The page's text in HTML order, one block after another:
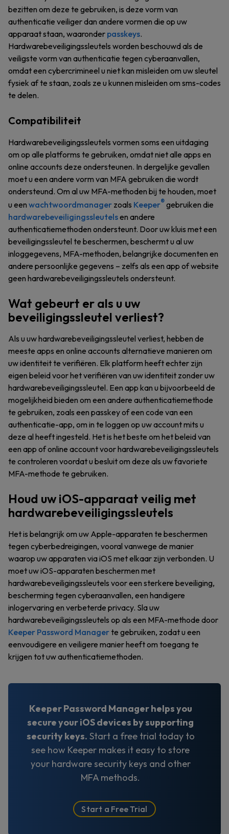
bezitten om deze te gebruiken, is deze vorm van
authenticatie veiliger dan andere vormen die op uw
apparaat staan, waaronder passkeys.
Hardwarebeveiligingssleutels worden beschouwd als de
veiligste vorm van authenticatie tegen cyberaanvallen,
omdat een cybercrimineel u niet kan misleiden om uw sleutel
fysiek af te staan, zoals ze u kunnen misleiden om sms-codes
te delen.
Compatibiliteit
Hardwarebeveiligingssleutels vormen soms een uitdaging
om op alle platforms te gebruiken, omdat niet alle apps en
online accounts deze ondersteunen. In dergelijke gevallen
moet u een andere vorm van MFA gebruiken die wordt
ondersteund. Om al uw MFA-methoden bij te houden, moet
u een wachtwoordmanager zoals Keeper®gebruiken die
hardwarebeveiligingssleutelsen andere
authenticatiemethoden ondersteunt. Door uw kluis met een
beveiligingssleutel te beschermen, beschermt u al uw
inloggegevens, MFA-methoden, belangrijke documenten en
andere persoonlijke gegevens – zelfs als een app of website
geen hardwarebeveiligingssleutels ondersteunt.
Wat gebeurt er als u uw
beveiligingssleutel verliest?
Als u uw hardwarebeveiligingssleutel verliest, hebben de
meeste apps en online accounts alternatieve manieren om
uw identiteit te verifiëren. Elk platform heeft echter zijn
eigen beleid voor het verifiëren van uw identiteit zonder uw
hardwarebeveiligingssleutel. Een app kan u bijvoorbeeld de
mogelijkheid bieden om een andere authenticatiemethode
te gebruiken, zoals een passkey of een code van een
authenticatie-app, om in te loggen op uw account mits u
deze al heeft ingesteld. Het is het beste om het beleid van
een app of online account voor hardwarebeveiligingssleutels
te controleren voordat u besluit om deze als uw favoriete
MFA-methode te gebruiken.
Houd uw iOS-apparaat veilig met
hardwarebeveiligingssleutels
Het is belangrijk om uw Apple-apparaten te beschermen
tegen cyberbedreigingen, vooral vanwege de manier
waarop uw apparaten via iOS met elkaar zijn verbonden. U
moet uw iOS-apparaten beschermen met
hardwarebeveiligingssleutels voor een sterkere beveiliging,
bescherming tegen cyberaanvallen, een handigere
inlogervaring en verbeterde privacy. Sla uw
hardwarebeveiligingssleutels op als een MFA-methode door
Keeper Password Managerte gebruiken, zodat u een
eenvoudigere en veiligere manier heeft om toegang te
krijgen tot uw authenticatiemethoden.
Keeper Password Manager helps you
secure your iOS devices by supporting
security keys. Start a free trial today to
see how Keeper makes it easy to store
your hardware security keys and other
MFA methods.
Start a Free Trial